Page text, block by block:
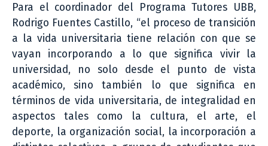
Para el coordinador del Programa Tutores UBB,
Rodrigo Fuentes Castillo, “el proceso de transición
a la vida universitaria tiene relación con que se
vayan incorporando a lo que significa vivir la
universidad, no solo desde el punto de vista
académico, sino también lo que significa en
términos de vida universitaria, de integralidad en
aspectos tales como la cultura, el arte, el
deporte, la organización social, la incorporación a